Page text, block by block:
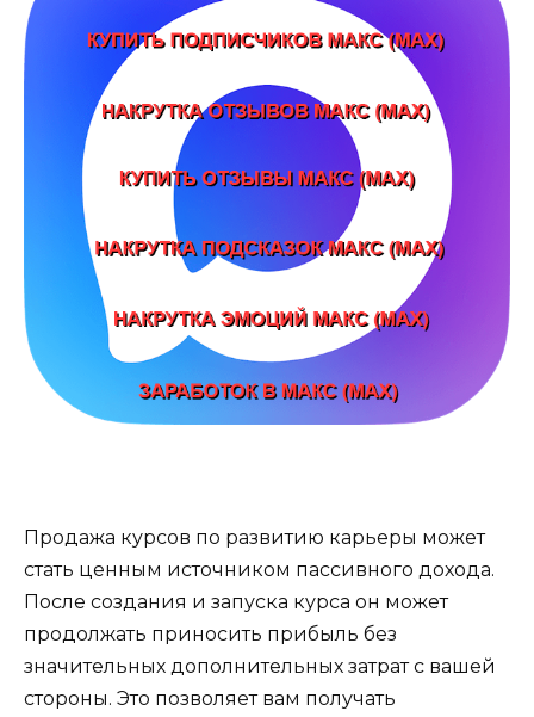
Продажа курсов по развитию карьеры может
стать ценным источником пассивного дохода.
После создания и запуска курса он может
продолжать приносить прибыль без
значительных дополнительных затрат с вашей
стороны. Это позволяет вам получать